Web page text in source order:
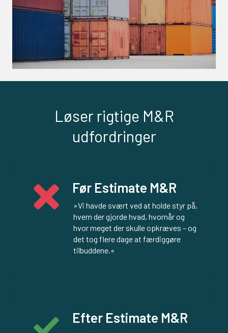
Løser rigtige M&R
udfordringer
Før Estimate M&R
»Vi havde svært ved at holde styr på,
hvem der gjorde hvad, hvornår og
hvor meget der skulle opkræves – og
det tog flere dage at færdiggøre
tilbuddene.«
Efter Estimate M&R